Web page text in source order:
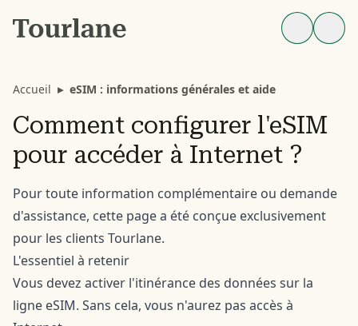
Accueil ▸ eSIM : informations générales et aide
Comment configurer l'eSIM
pour accéder à Internet ?
Pour toute information complémentaire ou demande
d'assistance, cette pagea été conçue exclusivement
pour les clients Tourlane.
L'essentiel à retenir
Vous devez activer l'itinérance des données sur la
ligne eSIM. Sans cela, vous n'aurez pas accès à